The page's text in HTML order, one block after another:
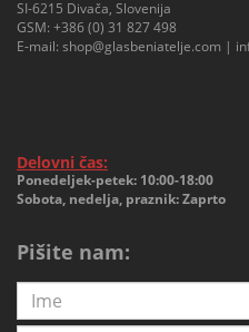
SI-6215 Divača, Slovenija
GSM: +386 (0) 31 827 498
E-mail: shop@glasbeniatelje.com |
Delovni čas:
Ponedeljek-petek: 10:00-18:00
Sobota, nedelja, praznik: Zaprto
Pišite nam: